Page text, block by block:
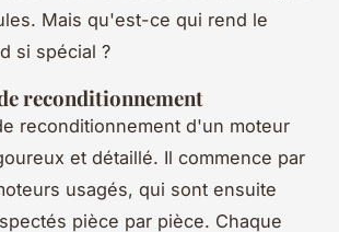
Mais qu'est-ce qui rend le
si spécial ?
reconditionnement
reconditionnement d'un moteur
et détaillé. Il commence par
usagés, qui sont ensuite
pièce par pièce. Chaque